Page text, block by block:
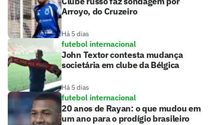
Arroyo, do Cruzeiro
Há 5 dias
futebol internacional
John Textor contesta mudança
societária em clube da Bélgica
Há 5 dias
futebol internacional
20 anos de Rayan: o que mudou em
um ano para o prodígio brasileiro